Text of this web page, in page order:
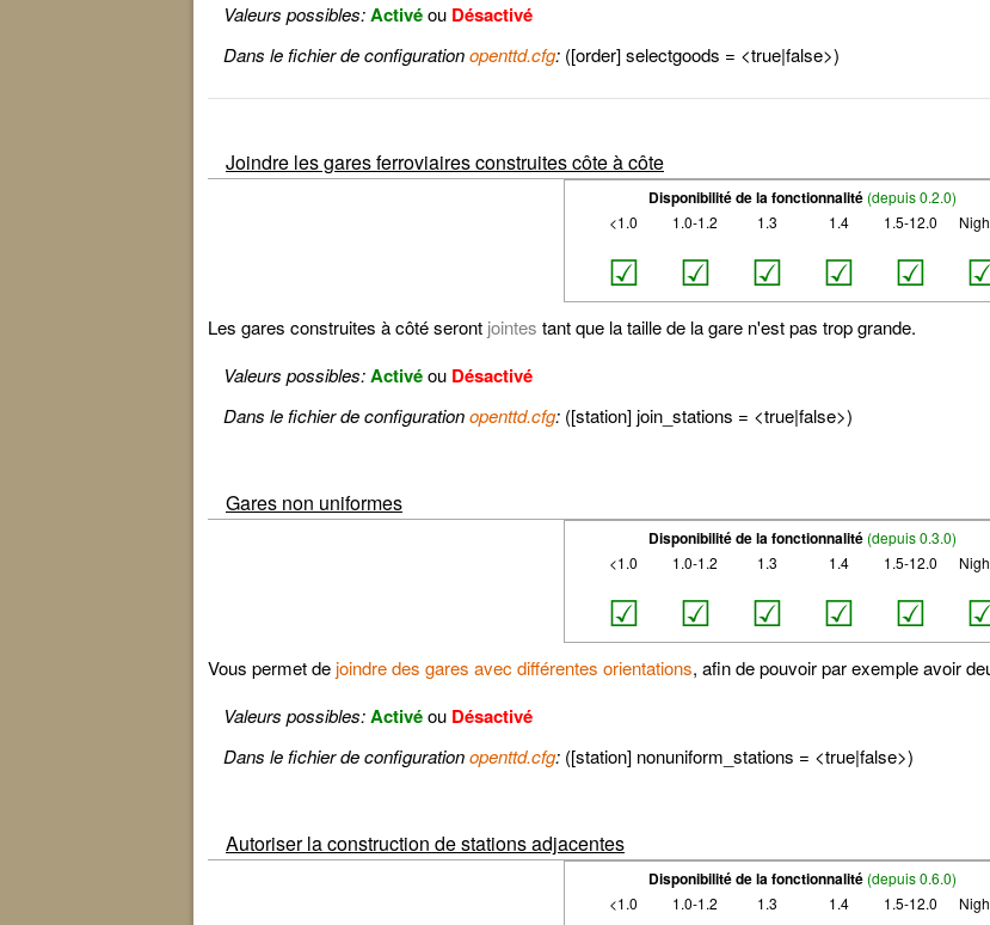
Valeurs possibles:Activéou Désactivé
Dans le fichier de configurationopenttd.cfg: ([order] selectgoods = <true|false>)
Joindre les gares ferroviaires construites côte à côte
Disponibilité de la fonctionnalité (depuis 0.2.0)
<1.0
☑
1.0-1.2
☑
1.3
☑
1.4
☑
1.5-12.0
☑
Les gares construites à côté seront jointes tant que la taille de la gare n'est pas trop grande.
Valeurs possibles:Activéou Désactivé
Dans le fichier de configurationopenttd.cfg: ([station] join_stations = <true|false>)
Gares non uniformes
Disponibilité de la fonctionnalité (depuis 0.3.0)
<1.0
☑
1.0-1.2
☑
1.3
☑
1.4
☑
1.5-12.0
☑
Vous permet dejoindre des gares avec différentes orientations, afin de pouvoir par exemple avoir
Valeurs possibles:Activéou Désactivé
Dans le fichier de configurationopenttd.cfg: ([station] nonuniform_stations = <true|false>)
Autoriser la construction de stations adjacentes
Disponibilité de la fonctionnalité (depuis 0.6.0)
<1.0
1.0-1.2 1.3 1.4 1.5-12.0